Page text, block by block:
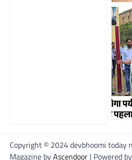
Copyright © 2024 devbhoomi today
Magazine byAscendoor | Powered by